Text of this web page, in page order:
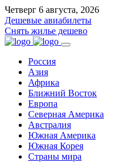
Четверг 6 августа, 2026
Дешевые авиабилеты
Снять жилье дешево
Россия
Азия
Африка
Ближний Восток
Европа
Северная Америка
Австралия
Южная Америка
Южная Корея
Страны мира